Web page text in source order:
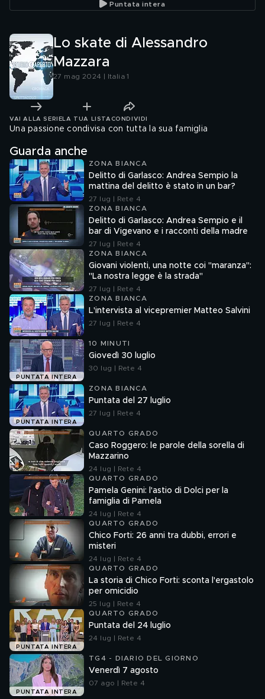
Puntata intera
Lo skate di Alessandro
Mazzara
27 mag 2024 | Italia 1
VAI ALLA SERIE LA TUA LISTA CONDIVIDI
Una passione condivisa con tutta la sua famiglia
Guarda anche
ZONA BIANCA
Delitto di Garlasco: Andrea Sempio la
mattina del delitto è stato in un bar?
27 lug | Rete 4
ZONA BIANCA
Delitto di Garlasco: Andrea Sempio e il
bar di Vigevano e i racconti della madre
27 lug | Rete 4
ZONA BIANCA
Giovani violenti, una notte coi "maranza":
"La nostra legge è la strada"
27 lug | Rete 4
ZONA BIANCA
L'intervista al vicepremier Matteo Salvini
27 lug | Rete 4
PUNTATA INTERA
10 MINUTI
Giovedì 30 luglio
30 lug | Rete 4
PUNTATA INTERA
ZONA BIANCA
Puntata del 27 luglio
27 lug | Rete 4
QUARTO GRADO
Caso Roggero: le parole della sorella di
Mazzarino
24 lug | Rete 4
QUARTO GRADO
Pamela Genini: l'astio di Dolci per la
famiglia di Pamela
24 lug | Rete 4
QUARTO GRADO
Chico Forti: 26 anni tra dubbi, errori e
misteri
24 lug | Rete 4
QUARTO GRADO
La storia di Chico Forti: sconta l'ergastolo
per omicidio
25 lug | Rete 4
PUNTATA INTERA
QUARTO GRADO
Puntata del 24 luglio
24 lug | Rete 4
PUNTATA INTERA
TG4 - DIARIO DEL GIORNO
Venerdì 7 agosto
07 ago | Rete 4